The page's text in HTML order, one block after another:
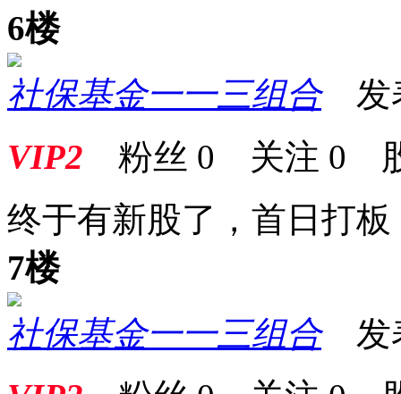
6楼
社保基金一一三组合发
VIP2 粉丝 0 关注 0
终于有新股了，首日打板
7楼
社保基金一一三组合发